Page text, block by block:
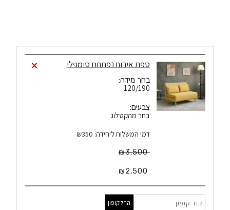
1
ספת אירוח נפתחת סימפלי
בחר מידה:
120/190
צבעים:
בחר מהקטלוג
דמי המשלוח ליחידה: ₪350
3,500
₪
2,500
₪
×
החל קופון